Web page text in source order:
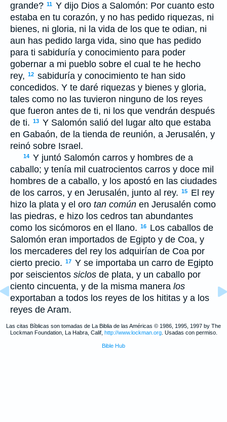
grande? 11 Y dijo Dios a Salomón: Por cuanto esto
estaba en tu corazón, y no has pedido riquezas, ni
bienes, ni gloria, ni la vida de los que te odian, ni
aun has pedido larga vida, sino que has pedido
para ti sabiduría y conocimiento para poder
gobernar a mi pueblo sobre el cual te he hecho
rey, 12 sabiduría y conocimiento te han sido
concedidos. Y te daré riquezas y bienes y gloria,
tales como no las tuvieron ninguno de los reyes
que fueron antes de ti, ni los que vendrán después
de ti. 13 Y Salomón salió del lugar alto que estaba
en Gabaón, de la tienda de reunión, a Jerusalén, y
reinó sobre Israel.
14 Y juntó Salomón carros y hombres de a
caballo; y tenía mil cuatrocientos carros y doce mil
hombres de a caballo, y los apostó en las ciudades
de los carros, y en Jerusalén, junto al rey. 15
El rey
hizo la plata y el oro tan común en Jerusalén como
las piedras, e hizo los cedros tan abundantes
como los sicómoros en el llano. 16
Los caballos de
Salomón eran importados de Egipto y de Coa, y
los mercaderes del rey los adquirían de Coa por
cierto precio. 17 Y se importaba un carro de Egipto
por seiscientos siclos de plata, y un caballo por
ciento cincuenta, y de la misma manera los
exportaban a todos los reyes de los hititas y a los
reyes de Aram.
Las citas Bíblicas son tomadas de La Biblia de las Américas © 1986, 1995, 1997 by The
Lockman Foundation, La Habra, Calif, http://www.lockman.org. Usadas con permiso.
Bible Hub